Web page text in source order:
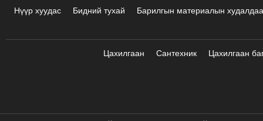
Нүүр хуудас Бидний тухай Барилгын материалын
Цахилгаан Сантехник Цахилгаан